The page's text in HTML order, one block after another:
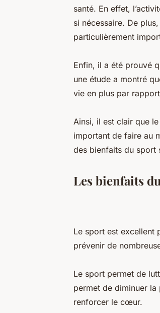
santé. En effet,
si nécessaire. De
particulièrement
Enfin, il a été prouvé
une étude a montré
vie en plus par
Ainsi, il est clair que
important de faire au
des bienfaits du sport
Les bienfaits
Le sport est excellent
prévenir de
Le sport permet de
permet de diminuer
renforcer le cœur.